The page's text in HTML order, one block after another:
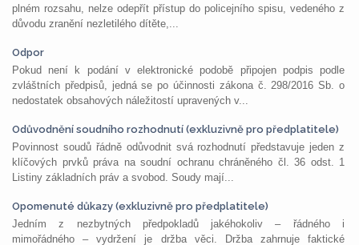
plném rozsahu, nelze odepřít přístup do policejního spisu, vedeného z
důvodu zranění nezletilého dítěte,...
Odpor
Pokud není k podání v elektronické podobě připojen podpis podle
zvláštních předpisů, jedná se po účinnosti zákona č. 298/2016 Sb. o
nedostatek obsahových náležitostí upravených v...
Odůvodnění soudního rozhodnutí (exkluzivně pro předplatitele)
Povinnost soudů řádně odůvodnit svá rozhodnutí představuje jeden z
klíčových prvků práva na soudní ochranu chráněného čl. 36 odst. 1
Listiny základních práv a svobod. Soudy mají...
Opomenuté důkazy (exkluzivně pro předplatitele)
Jedním z nezbytných předpokladů jakéhokoliv – řádného i
mimořádného – vydržení je držba věci. Držba zahrnuje faktické